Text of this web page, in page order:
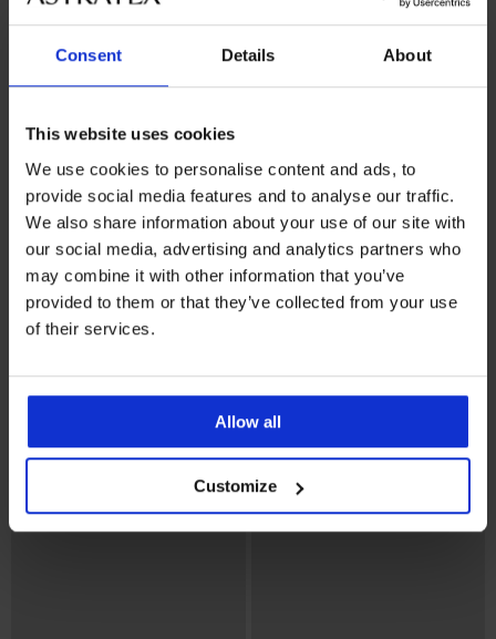
Consent Details About
This website uses cookies
We use cookies to personalise content and ads, to
provide social media features and to analyse our traffic.
We also share information about your use of our site with
our social media, advertising and analytics partners who
may combine it with other information that you’ve
provided to them or that they’ve collected from your use
of their services.
Allow all
Customize
Zľava -50%
4,6
Podprsenka Soft Lace II
vystužená bez kostíc
19,00 € 37,99 €
Bestseller
4,9
Podprsenka Spacer Delicate
Flower
41,99 €